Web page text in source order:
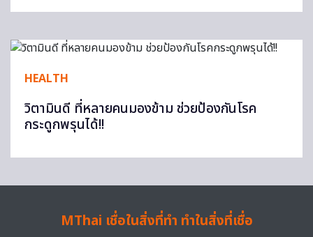
HEALTH
วิตามินดี ที่หลายคนมองข้าม ช่วยป้องกันโรค
กระดูกพรุนได้!!
MThai เชื่อในสิ่งที่ทำ ทำในสิ่งที่เชื่อ